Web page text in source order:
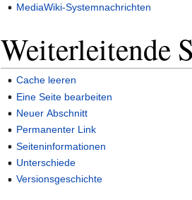
MediaWiki-Systemnachrichten
Weiterleitende
Cache leeren
Eine Seite bearbeiten
Neuer Abschnitt
Permanenter Link
Seiteninformationen
Unterschiede
Versionsgeschichte